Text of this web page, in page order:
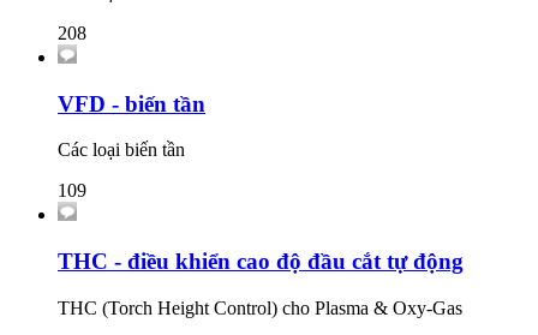
208
VFD - biến tần
Các loại biến tần
109
THC - điều khiển cao độ đầu cắt tự động
THC (Torch Height Control) cho Plasma & Oxy-Gas